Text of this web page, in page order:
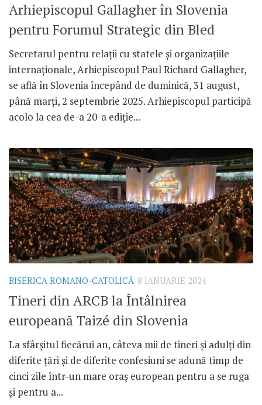
Arhiepiscopul Gallagher în Slovenia
pentru Forumul Strategic din Bled
Secretarul pentru relații cu statele și organizațiile
internaționale, Arhiepiscopul Paul Richard Gallagher,
se află în Slovenia începând de duminică, 31 august,
până marți, 2 septembrie 2025. Arhiepiscopul participă
acolo la cea de-a 20-a ediție...
BISERICA ROMANO-CATOLICĂ 8 IANUARIE 2024
Tineri din ARCB la Întâlnirea
europeană Taizé din Slovenia
La sfârșitul fiecărui an, câteva mii de tineri și adulți din
diferite țări și de diferite confesiuni se adună timp de
cinci zile într-un mare oraș european pentru a se ruga
și pentru a...